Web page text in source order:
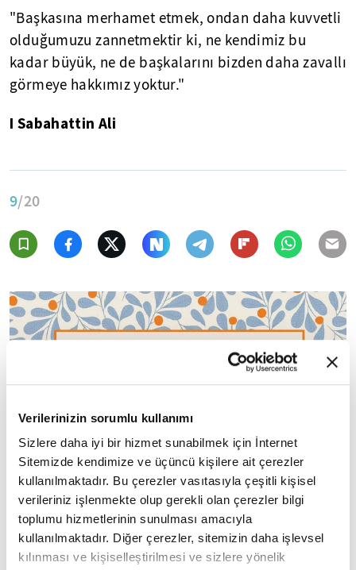
Verilerinizin sorumlu kullanımı
Sizlere daha iyi bir hizmet sunabilmek için İnternet
Sitemizde kendimize ve üçüncü kişilere ait çerezler
kullanılmaktadır. Bu çerezler vasıtasıyla çeşitli kişisel
verileriniz işlenmekte olup gerekli olan çerezler bilgi
toplumu hizmetlerinin sunulması amacıyla
kullanılmaktadır. Diğer çerezler, sitemizin daha işlevsel
kılınması ve kişiselleştirilmesi ve sizlere yönelik
"Başkasına merhamet etmek, ondan daha kuvvetli
olduğumuzu zannetmektir ki, ne kendimiz bu
kadar büyük, ne de başkalarını bizden daha zavallı
görmeye hakkımız yoktur."
I Sabahattin Ali
9/20